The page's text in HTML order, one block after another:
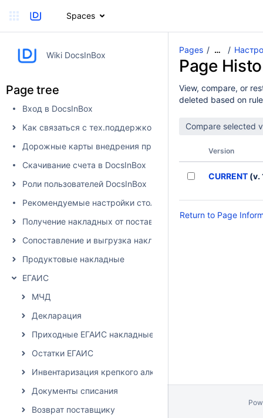
Spaces
Wiki DocsInBox
Page tree
Вход в DocsInBox
Как связаться с тех.поддержкой
Дорожные карты внедрения продуктов
Скачивание счета в DocsInBox
Роли пользователей DocsInBox
Рекомендуемые настройки столбцов
Получение накладных от поставщика в DocsInBox
Сопоставление и выгрузка накладных в учетную систему
Продуктовые накладные
ЕГАИС
МЧД
Декларация
Приходные ЕГАИС накладные
Остатки ЕГАИС
Инвентаризация крепкого алкоголя
Документы списания
Возврат поставщику
Pages …
Page
View, compare, or
deleted based on
Version
CURRENT (v.
Return to Page